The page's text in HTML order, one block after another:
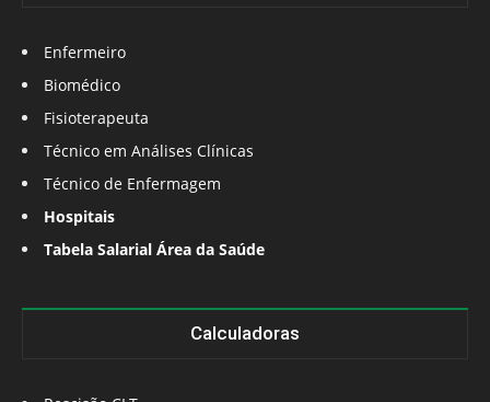
Enfermeiro
Biomédico
Fisioterapeuta
Técnico em Análises Clínicas
Técnico de Enfermagem
Hospitais
Tabela Salarial Área da Saúde
Calculadoras